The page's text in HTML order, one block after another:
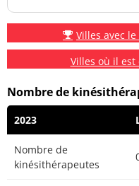
Villes avec
Villes où il
Nombre de
2023
Nombre de
kinésithérapeutes